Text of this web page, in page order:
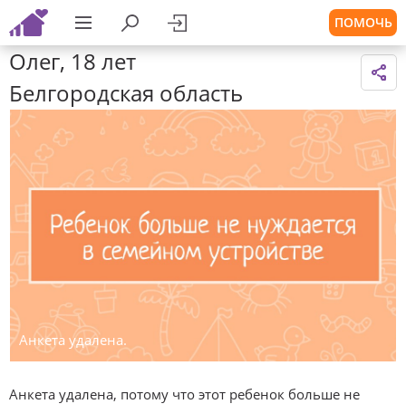
ПОМОЧЬ
Олег, 18 лет
Белгородская область
Анкета удалена.
Анкета удалена, потому что этот ребенок больше не